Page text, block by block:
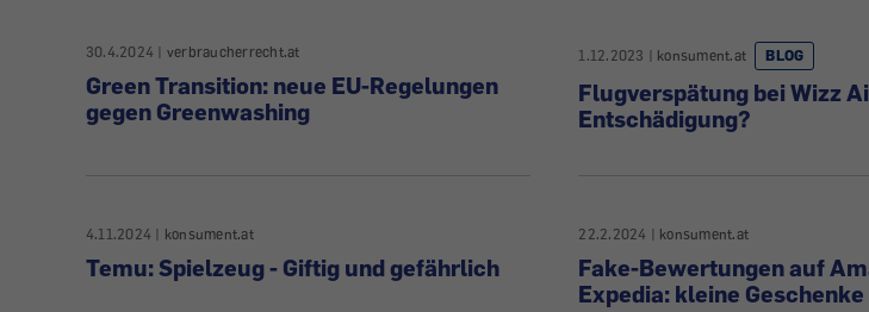
30.4.2024 | verbraucherrecht.at
Green Transition: neue EU-Regelungen
gegen Greenwashing
1.12.2023 | konsument.at BLOG
Flugverspätung bei Wizz
Entschädigung?
4.11.2024 | konsument.at
Temu: Spielzeug - Giftig und gefährlich
22.2.2024 | konsument.at
Fake-Bewertungen auf
Expedia: kleine Geschenke